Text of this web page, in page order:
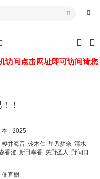
访问点击网址即可访问请您
！
本
2025
樱井海音 铃木仁 星乃梦奈 清水
香澄 新田幸香 矢野圣人 野间口
佃直樹